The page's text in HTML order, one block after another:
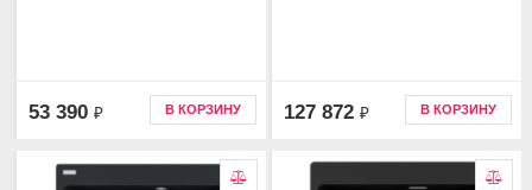
53 390 ₽ В КОРЗИНУ 127 872 ₽ В КОРЗИНУ